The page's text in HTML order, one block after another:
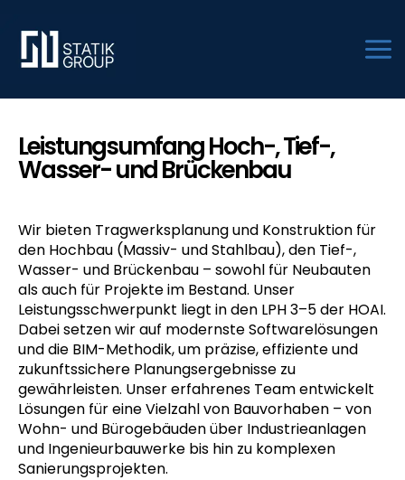
Inhalt
springen
Leistungsumfang Hoch-, Tief-,
Wasser- und Brückenbau
Wir bieten Tragwerksplanung und Konstruktion für
den Hochbau (Massiv- und Stahlbau), den Tief-,
Wasser- und Brückenbau – sowohl für Neubauten
als auch für Projekte im Bestand. Unser
Leistungsschwerpunkt liegt in den LPH 3–5 der HOAI.
Dabei setzen wir auf modernste Softwarelösungen
und die BIM-Methodik, um präzise, effiziente und
zukunftssichere Planungsergebnisse zu
gewährleisten. Unser erfahrenes Team entwickelt
Lösungen für eine Vielzahl von Bauvorhaben – von
Wohn- und Bürogebäuden über Industrieanlagen
und Ingenieurbauwerke bis hin zu komplexen
Sanierungsprojekten.